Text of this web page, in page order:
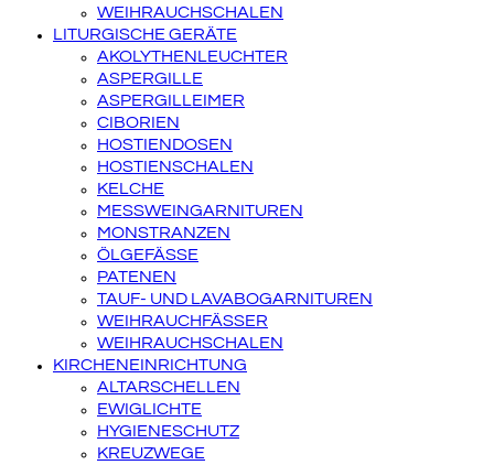
WEIHRAUCHSCHALEN
LITURGISCHE GERÄTE
AKOLYTHENLEUCHTER
ASPERGILLE
ASPERGILLEIMER
CIBORIEN
HOSTIENDOSEN
HOSTIENSCHALEN
KELCHE
MESSWEINGARNITUREN
MONSTRANZEN
ÖLGEFÄSSE
PATENEN
TAUF- UND LAVABOGARNITUREN
WEIHRAUCHFÄSSER
WEIHRAUCHSCHALEN
KIRCHENEINRICHTUNG
ALTARSCHELLEN
EWIGLICHTE
HYGIENESCHUTZ
KREUZWEGE